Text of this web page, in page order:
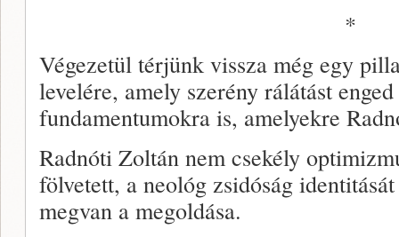
*
Végezetül térjünk vissza még egy
levelére, amely szerény rálátást
fundamentumokra is, amelyekre
Radnóti Zoltán nem csekély
fölvetett, a neológ zsidóság
megvan a megoldása.